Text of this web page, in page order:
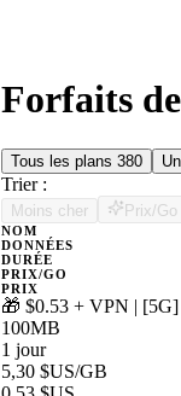
Forfaits
Tous les plans 380
Trier :
Moins cher Prix/Go
NOM
DONNÉES
DURÉE
PRIX/GO
PRIX
🎁 $0.53 + VPN | [5G]
100MB
1 jour
5,30 $US/GB